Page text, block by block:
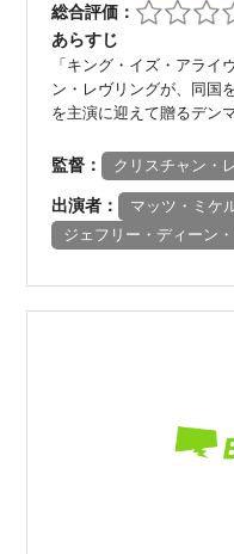
総合評価：
あらすじ
「キング・イズ・アライ
ン・レヴリングが、同国
を主演に迎えて贈るデン
監督： クリスチャン・
出演者： マッツ・ミケ
ジェフリー・ディーン